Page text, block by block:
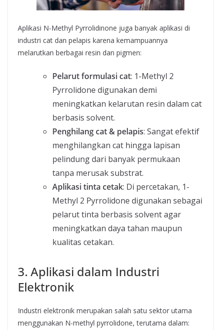
Aplikasi N-Methyl Pyrrolidinone juga banyak aplikasi di
industri cat dan pelapis karena kemampuannya
melarutkan berbagai resin dan pigmen:
Pelarut formulasi cat: 1-Methyl 2
Pyrrolidone digunakan demi
meningkatkan kelarutan resin dalam cat
berbasis solvent.
Penghilang cat & pelapis: Sangat efektif
menghilangkan cat hingga lapisan
pelindung dari banyak permukaan
tanpa merusak substrat.
Aplikasi tinta cetak: Di percetakan, 1-
Methyl 2 Pyrrolidone digunakan sebagai
pelarut tinta berbasis solvent agar
meningkatkan daya tahan maupun
kualitas cetakan.
3. Aplikasi dalam Industri
Elektronik
Industri elektronik merupakan salah satu sektor utama
menggunakan N-methyl pyrrolidone, terutama dalam: